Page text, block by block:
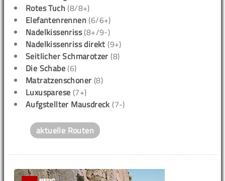
Rotes Tuch (8/8+)
Elefantenrennen (6/6+)
Nadelkissenriss(8+/9-)
Nadelkissenriss direkt (9+)
Seitlicher Schmarotzer (8)
Die Schabe (6)
Matratzenschoner (8)
Luxusparese (7+)
Aufgstellter Mausdreck (7-)
aktuelle Routen